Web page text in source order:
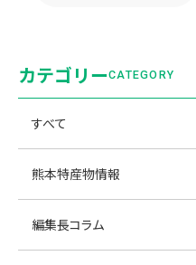
カテゴリーCATEGORY
すべて
熊本特産物情報
編集長コラム